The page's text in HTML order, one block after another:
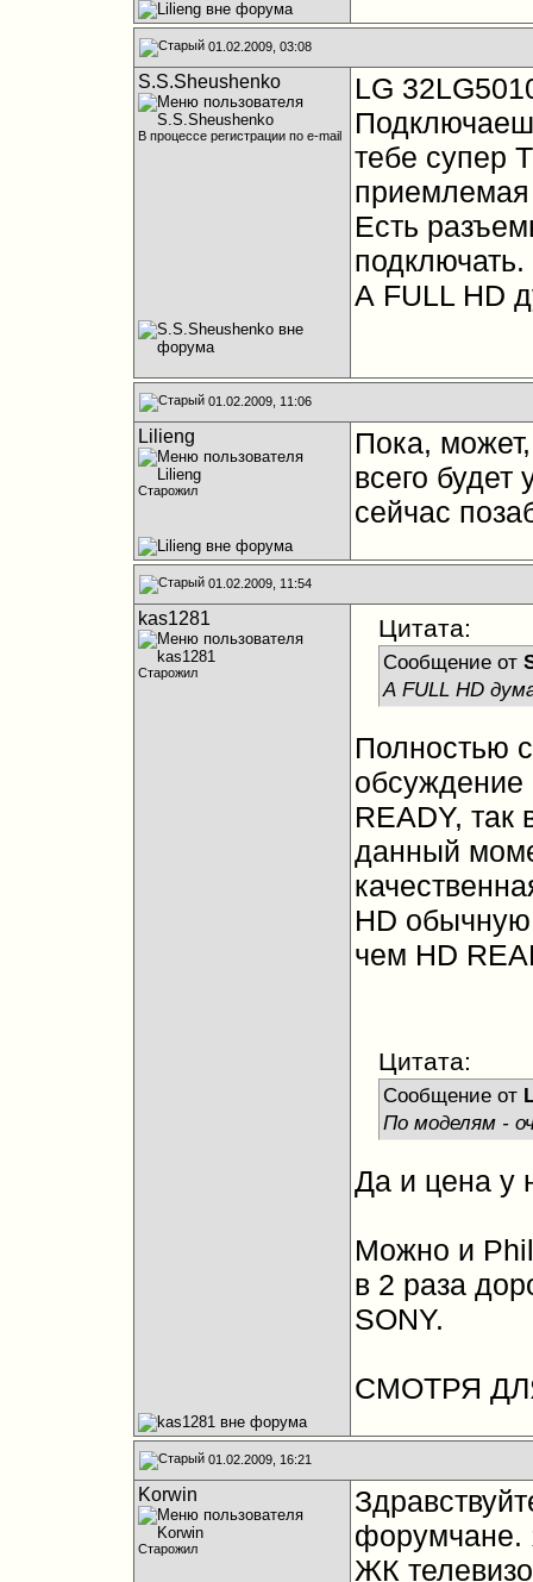
01.02.2009, 03:08
S.S.Sheushenko
В процессе регистрации по e-mail
LG
тебе супер
приемлемая
Есть
подключать.
А FULL HD
01.02.2009, 11:06
Lilieng
Старожил
Пока,
всего
сейчас
01.02.2009, 11:54
kas1281
Старожил
Цитата:
Сообщение от
А FULL HD
Полностью
обсуждение
READY, так
данный
HD обычную
чем HD
Цитата:
Сообщение от
По моделям -
Да и цена у
Можно и
в 2 раза
SONY.
CМОТРЯ
01.02.2009, 16:21
Korwin
Старожил
форумчане.
ЖК